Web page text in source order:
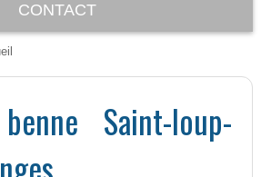
CONTACT
Saint-loup-